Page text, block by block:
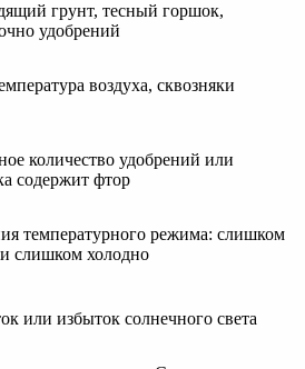
грунт, тесный горшок,
удобрений
воздуха, сквозняки
количество удобрений или
содержит фтор
температурного режима: слишком
слишком холодно
или избыток солнечного света